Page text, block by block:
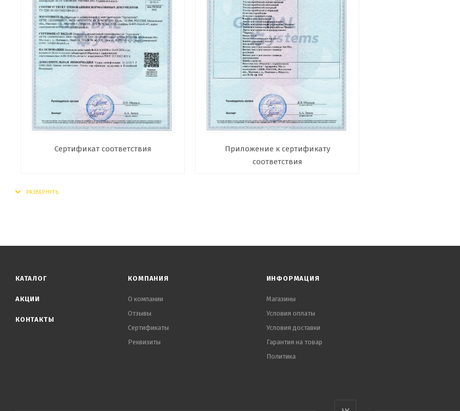
Сертификат соответствия
Приложение к сертификату
соответствия
КАТАЛОГ
АКЦИИ
КОНТАКТЫ
КОМПАНИЯ
О компании
Отзывы
Сертификаты
Реквизиты
ИНФОРМАЦИЯ
Магазины
Условия оплаты
Условия доставки
Гарантия на товар
Политика